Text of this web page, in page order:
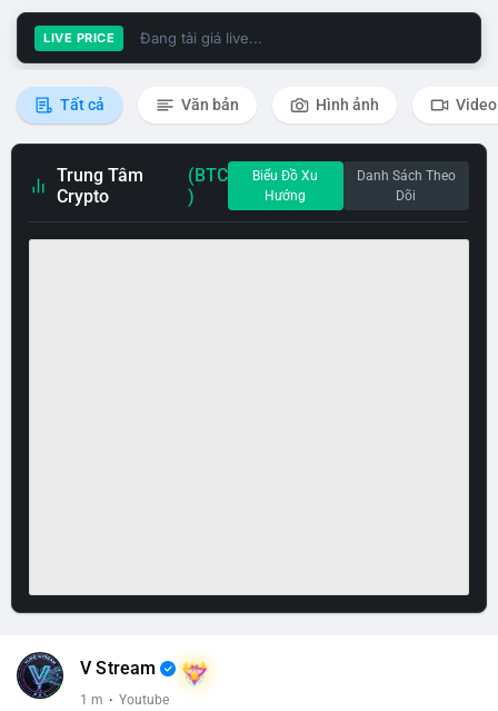
LIVE PRICE Đang tải giá live...
Tất cả Văn bản Hình ảnh Video
Trung Tâm
Crypto
(BTC
)
Biểu Đồ Xu
Hướng
Danh Sách Theo
Dõi
V Stream
1 m · Youtube